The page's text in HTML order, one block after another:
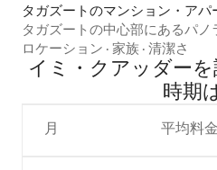
タガズートのマンション・アパ
タガズートの中心部にあるパノ
ロケーション · 家族 · 清潔さ
イミ・クアッダー
時⁠期⁠
月 平均料金